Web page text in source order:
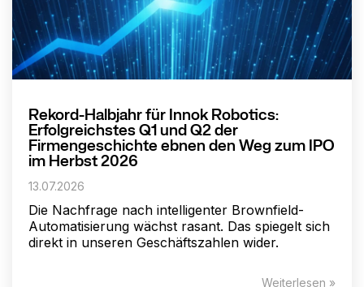
Rekord-Halbjahr für Innok Robotics:
Erfolgreichstes Q1 und Q2 der
Firmengeschichte ebnen den Weg zum IPO
im Herbst 2026
13.07.2026
Die Nachfrage nach intelligenter Brownfield-
Automatisierung wächst rasant. Das spiegelt sich
direkt in unseren Geschäftszahlen wider.
Weiterlesen »